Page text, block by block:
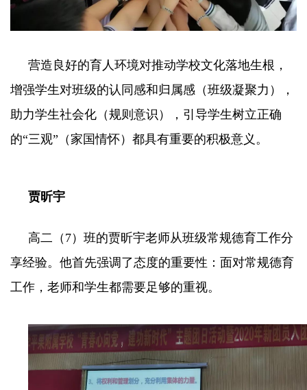
营造良好的育人环境对推动学校文化落地生根，
增强学生对班级的认同感和归属感（班级凝聚力），
助力学生社会化（规则意识），引导学生树立正确
的“三观”（家国情怀）都具有重要的积极意义。
贾昕宇
高二（7）班的贾昕宇老师从班级常规德育工作分
享经验。他首先强调了态度的重要性：面对常规德育
工作，老师和学生都需要足够的重视。